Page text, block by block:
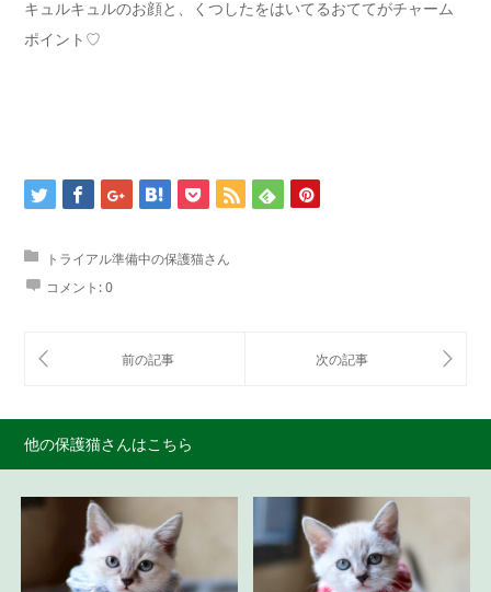
キュルキュルのお顔と、くつしたをはいてるおててがチャーム
ポイント♡
トライアル準備中の保護猫さん
コメント:0
他の保護猫さんはこちら